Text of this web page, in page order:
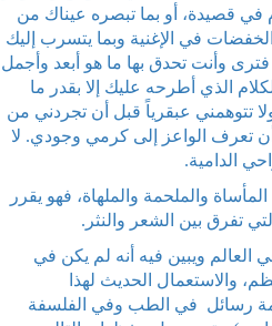
في قصيدة، أو بما تبصره عيناك من
في الإغنية وبما يتسرب إليك
وأنت تحدق بها ما هو أبعد وأجمل
الذي أطرحه عليك إلا بقدر ما
تتوهمني عبقرياً قبل أن تجردني من
تعرف الواعز إلى كرمي وجودي. لا
الدامية.
والملحمة والملهاة، فهو يقرر
تفرق بين الشعر والنثر.
العالم ويبين فيه أنه لم يكن في
والاستعمال الحديث لهذا
ثمة رسائل في الطب وفي الفلسفة